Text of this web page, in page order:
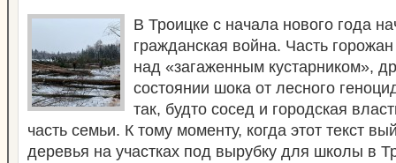
В Троицке с начала нового года
гражданская война. Часть
над «загаженным кустарником»,
состоянии шока от лесного
так, будто сосед и городская
часть семьи. К тому моменту, когда этот текст
деревья на участках под вырубку для школы в